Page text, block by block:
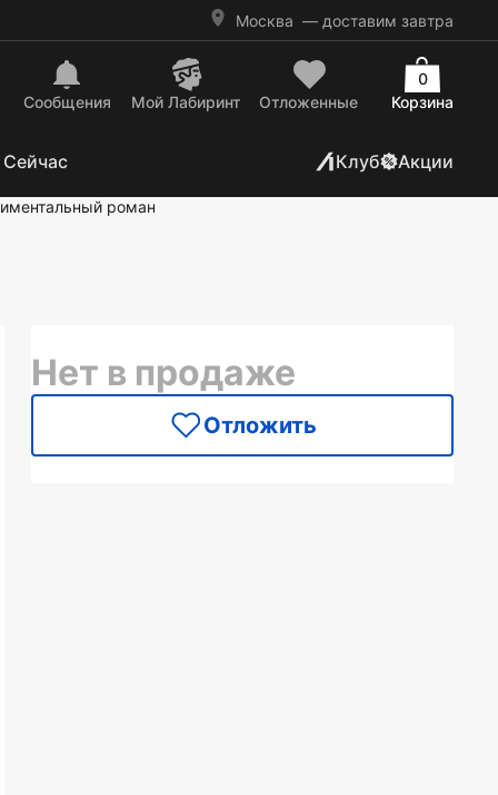
Москва — доставим завтра
Сообщения Mой Лабиринт Отложенные Корзина
0
Клуб Акции
роман
Нет в продаже
Отложить